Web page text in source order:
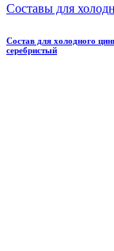
Составы для
Состав для холодного
серебристый